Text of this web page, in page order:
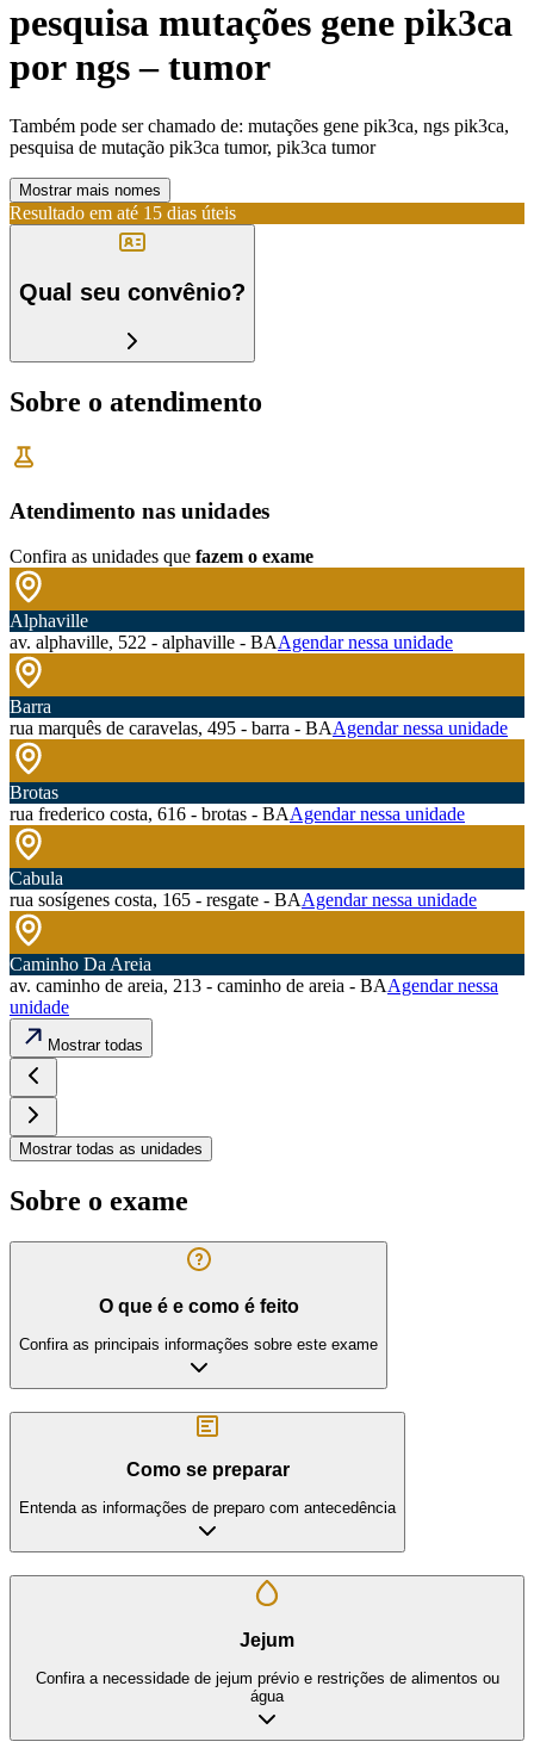
pesquisa mutações gene pik3ca
por ngs – tumor
Também pode ser chamado de: mutações gene pik3ca, ngs pik3ca,
pesquisa de mutação pik3ca tumor, pik3ca tumor
Mostrar mais nomes
Resultado em até 15 dias úteis
Qual seu convênio?
Sobre o atendimento
Atendimento nas unidades
Confira as unidades que fazem o exame
Alphaville
av. alphaville, 522 - alphaville - BAAgendar nessa unidade
Barra
rua marquês de caravelas, 495 - barra - BAAgendar nessa unidade
Brotas
rua frederico costa, 616 - brotas - BAAgendar nessa unidade
Cabula
rua sosígenes costa, 165 - resgate - BAAgendar nessa unidade
Caminho Da Areia
av. caminho de areia, 213 - caminho de areia - BAAgendar nessa
unidade
Mostrar todas
Mostrar todas as unidades
Sobre o exame
O que é e como é feito
Confira as principais informações sobre este exame
Como se preparar
Entenda as informações de preparo com antecedência
Jejum
Confira a necessidade de jejum prévio e restrições de alimentos ou
água